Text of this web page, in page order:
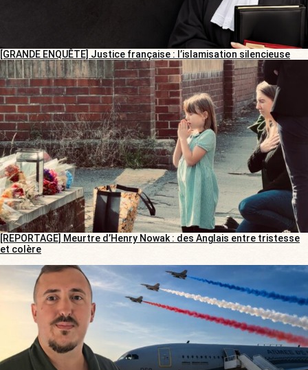
[GRANDE ENQUÊTE] Justice française : l’islamisation silencieuse
[REPORTAGE] Meurtre d’Henry Nowak : des Anglais entre tristesse
et colère